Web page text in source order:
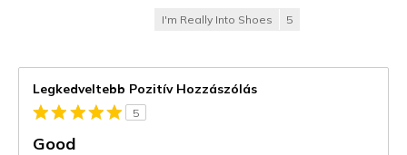
I'm Really Into Shoes 5
Legkedveltebb Pozitív Hozzászólás
5
Good